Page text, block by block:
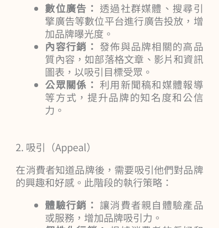
數位廣告： 透過社群媒體、搜尋引
擎廣告等數位平台進行廣告投放，增
加品牌曝光度。
內容行銷： 發佈與品牌相關的高品
質內容，如部落格文章、影片和資訊
圖表，以吸引目標受眾。
公眾關係： 利用新聞稿和媒體報導
等方式，提升品牌的知名度和公信
力。
2. 吸引（Appeal）
在消費者知道品牌後，需要吸引他們對品牌
的興趣和好感。此階段的執行策略：
體驗行銷： 讓消費者親自體驗產品
或服務，增加品牌吸引力。